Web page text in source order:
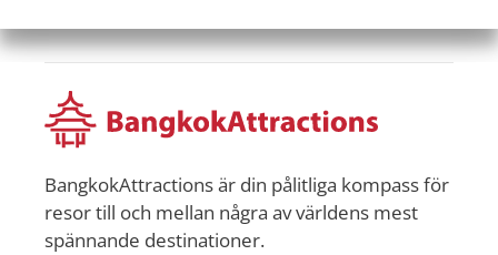
BangkokAttractions är din pålitliga kompass för
resor till och mellan några av världens mest
spännande destinationer.